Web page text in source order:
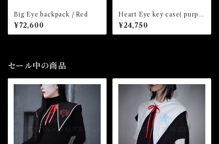
Big Eye backpack / Red
¥72,600
Heart Eye key case( purpl
e)/lce Green
¥24,750
セール中の商品